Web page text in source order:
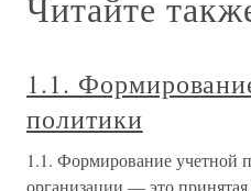
1.1.
политики
1.1. Формирование учетной